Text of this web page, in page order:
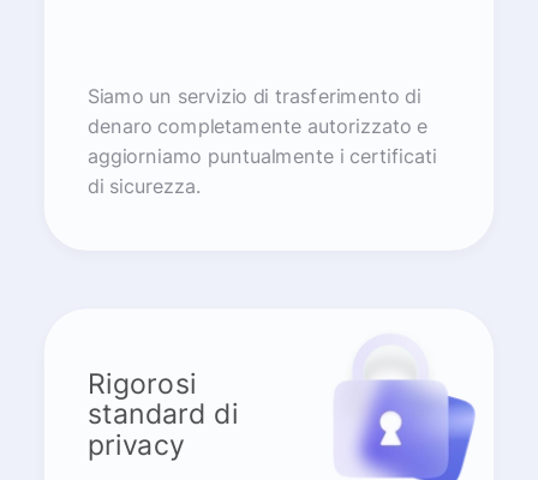
Siamo un servizio di trasferimento di
denaro completamente autorizzato e
aggiorniamo puntualmente i certificati
di sicurezza.
Rigorosi
standard di
privacy